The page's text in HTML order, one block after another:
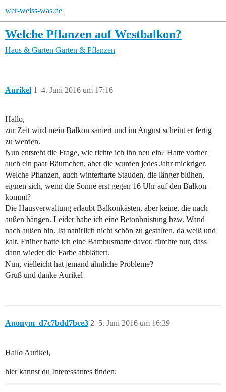
wer-weiss-was.de
Welche Pflanzen auf Westbalkon?
Haus & Garten Garten & Pflanzen
Aurikel 4. Juni 2016 um 17:16
1
Hallo,
zur Zeit wird mein Balkon saniert und im August scheint er fertig
zu werden.
Nun entsteht die Frage, wie richte ich ihn neu ein? Hatte vorher
auch ein paar Bäumchen, aber die wurden jedes Jahr mickriger.
Welche Pflanzen, auch winterharte Stauden, die länger blühen,
eignen sich, wenn die Sonne erst gegen 16 Uhr auf den Balkon
kommt?
Die Hausverwaltung erlaubt Balkonkästen, aber keine, die nach
außen hängen. Leider habe ich eine Betonbrüstung bzw. Wand
nach außen hin. Ist natürlich nicht schön zu gestalten, da weiß und
kalt. Früher hatte ich eine Bambusmatte davor, fürchte nur, dass
dann wieder die Farbe abblättert.
Nun, vielleicht hat jemand ähnliche Probleme?
Gruß und danke Aurikel
Anonym_d7c7bdd7bce3 5. Juni 2016 um 16:39
2
Hallo Aurikel,
hier kannst du Interessantes finden: